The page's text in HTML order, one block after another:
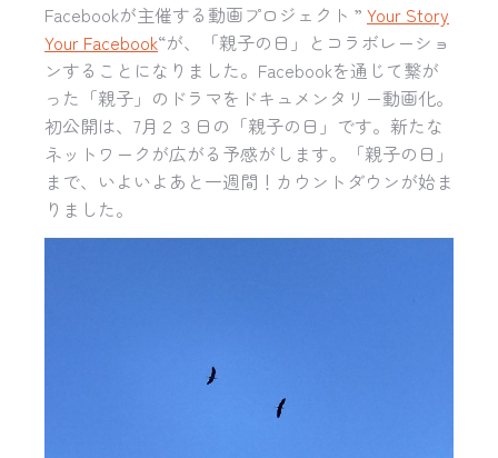
Facebookが主催する動画プロジェクト ” Your Story
Your Facebook“が、 「親子の日」と コラボレーショ
ンすることになりました。 Facebookを通じて繋が
った「親子」 のドラマをドキュメンタリー動画化。
初公開は、7月２３日の「親子の日」です。 新たな
ネットワークが広がる予感がします。「親子の日」
まで、いよいよあと一週間！カウントダウンが始ま
りました。